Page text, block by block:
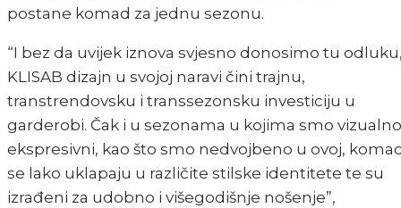
postane komad za jednu sezonu.
“I bez da uvijek iznova svjesno donosimo tu
KLISAB dizajn u svojoj naravi čini trajnu,
transtrendovsku i transsezonsku investiciju u
garderobi. Čak i u sezonama u kojima smo vizualno
ekspresivni, kao što smo nedvojbeno u ovoj,
se lako uklapaju u različite stilske identitete te su
izrađeni za udobno i višegodišnje nošenje”,